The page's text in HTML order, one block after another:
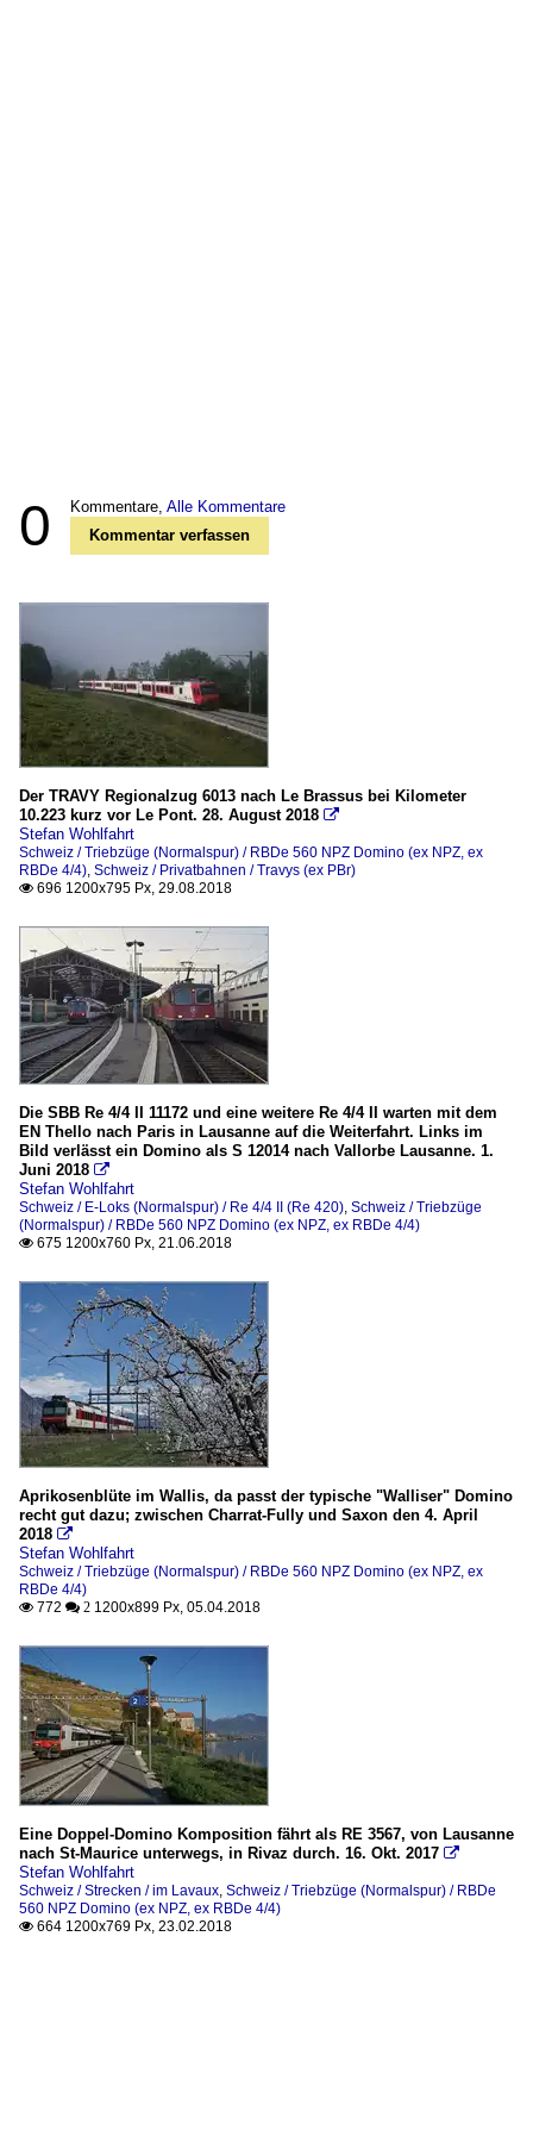
0 Kommentare, Alle Kommentare
Kommentar verfassen
Der TRAVY Regionalzug 6013 nach Le Brassus bei Kilometer
10.223 kurz vor Le Pont. 28. August 2018 
Stefan Wohlfahrt
Schweiz / Triebzüge (Normalspur) / RBDe 560 NPZ Domino (ex NPZ, ex
RBDe 4/4), Schweiz / Privatbahnen / Travys (ex PBr)
 696 1200x795 Px, 29.08.2018
Die SBB Re 4/4 II 11172 und eine weitere Re 4/4 II warten mit dem
EN Thello nach Paris in Lausanne auf die Weiterfahrt. Links im
Bild verlässt ein Domino als S 12014 nach Vallorbe Lausanne. 1.
Juni 2018 
Stefan Wohlfahrt
Schweiz / E-Loks (Normalspur) / Re 4/4 II (Re 420), Schweiz / Triebzüge
(Normalspur) / RBDe 560 NPZ Domino (ex NPZ, ex RBDe 4/4)
 675 1200x760 Px, 21.06.2018
Aprikosenblüte im Wallis, da passt der typische "Walliser" Domino
recht gut dazu; zwischen Charrat-Fully und Saxon den 4. April
2018 
Stefan Wohlfahrt
Schweiz / Triebzüge (Normalspur) / RBDe 560 NPZ Domino (ex NPZ, ex
RBDe 4/4)
 772  2 1200x899 Px, 05.04.2018
Eine Doppel-Domino Komposition fährt als RE 3567, von Lausanne
nach St-Maurice unterwegs, in Rivaz durch. 16. Okt. 2017 
Stefan Wohlfahrt
Schweiz / Strecken / im Lavaux, Schweiz / Triebzüge (Normalspur) / RBDe
560 NPZ Domino (ex NPZ, ex RBDe 4/4)
 664 1200x769 Px, 23.02.2018